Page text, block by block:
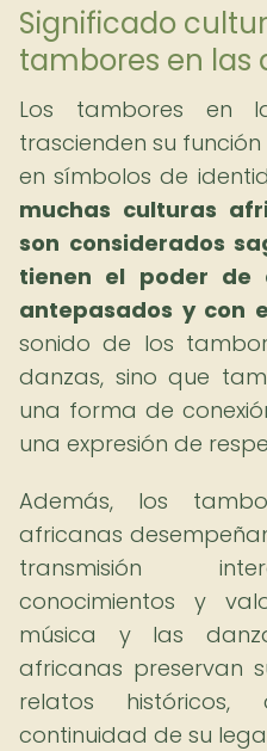
Significado
tambores en las
Los tambores en
trascienden su
en símbolos de
muchas culturas
son considerados
tienen el poder de
antepasados y con
sonido de los
danzas, sino que
una forma de
una expresión de
Además, los
africanas
transmisión
conocimientos y
música y las
africanas preservan
relatos
continuidad de su